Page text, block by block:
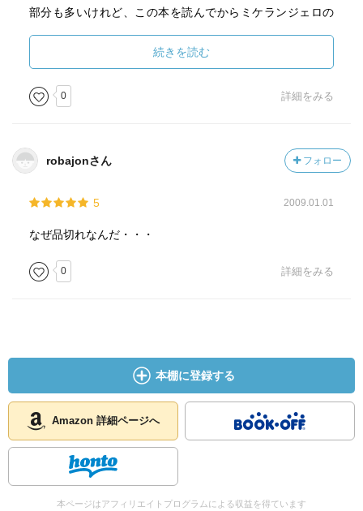
部分も多いけれど、この本を読んでからミケランジェロの
ると、より深く沁み込んでくると思う。
弱さも才能だ。
続きを読む
0 詳細をみる
robajonさん フォロー
5 2009.01.01
なぜ品切れなんだ・・・
0 詳細をみる
本棚に登録する
Amazon 詳細ページへ
本ページはアフィリエイトプログラムによる収益を得ています